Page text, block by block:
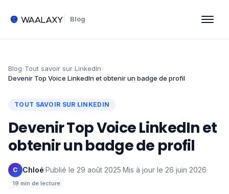
Blog
Blog›Tout savoir sur LinkedIn›
Devenir Top Voice LinkedIn et obtenir un badge de profil
TOUT SAVOIR SUR LINKEDIN
Devenir Top Voice LinkedIn et
obtenir un badge de profil
C Chloé·Publié le 29 août 2025·Mis à jour le 26 juin 2026·
19 min de lecture